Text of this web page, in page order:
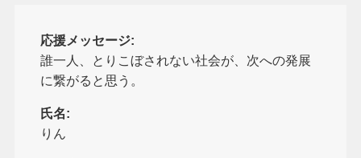
応援メッセージ:
誰一人、とりこぼされない社会が、次への発展
に繋がると思う。
氏名:
りん